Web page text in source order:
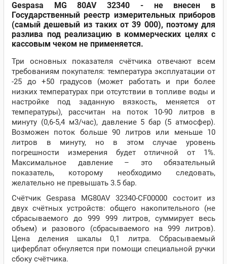
Gespasa MG 80AV 32340 - не внесен в
Государственный реестр измерительных приборов
(самый дешевый из таких от 39 000), поэтому для
разлива под реализацию в коммерческих целях с
кассовым чеком не применяется.
Три основных показателя счётчика отвечают всем
требованиям покупателя: температура эксплуатации от
-25 до +50 градусов (может работать и при более
низких температурах при отсутствии в топливе воды и
настройке под заданную вязкость, меняется от
температуры), рассчитан на поток 10-90 литров в
минуту (0,6-5,4 м3/час), давление 5 бар (5 атмосфер).
Возможен поток больше 90 литров или меньше 10
литров в минуту, но в этом случае уровень
погрешности измерения будет отличной от 1%.
Максимальное давление – это обязательный
показатель, которому необходимо следовать,
желательно не превышать 3.5 бар.
Счётчик Gespasa MG80AV 32340-CF00000 состоит из
двух счётных устройств: общего накопительного (не
сбрасываемого до 999 999 литров, суммирует весь
объем) и разового (сбрасываемого на 999 литров).
Цена деления шкалы 0,1 литра. Сбрасываемый
циферблат обнуляется при помощи специальной ручки
сбоку счётчика.